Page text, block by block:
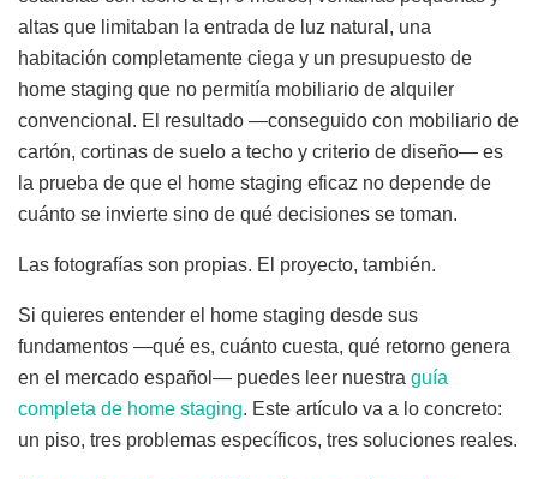
altas que limitaban la entrada de luz natural, una
habitación completamente ciega y un presupuesto de
home staging que no permitía mobiliario de alquiler
convencional. El resultado —conseguido con mobiliario de
cartón, cortinas de suelo a techo y criterio de diseño— es
la prueba de que el home staging eficaz no depende de
cuánto se invierte sino de qué decisiones se toman.
Las fotografías son propias. El proyecto, también.
Si quieres entender el home staging desde sus
fundamentos —qué es, cuánto cuesta, qué retorno genera
en el mercado español— puedes leer nuestra guía
completa de home staging. Este artículo va a lo concreto:
un piso, tres problemas específicos, tres soluciones reales.